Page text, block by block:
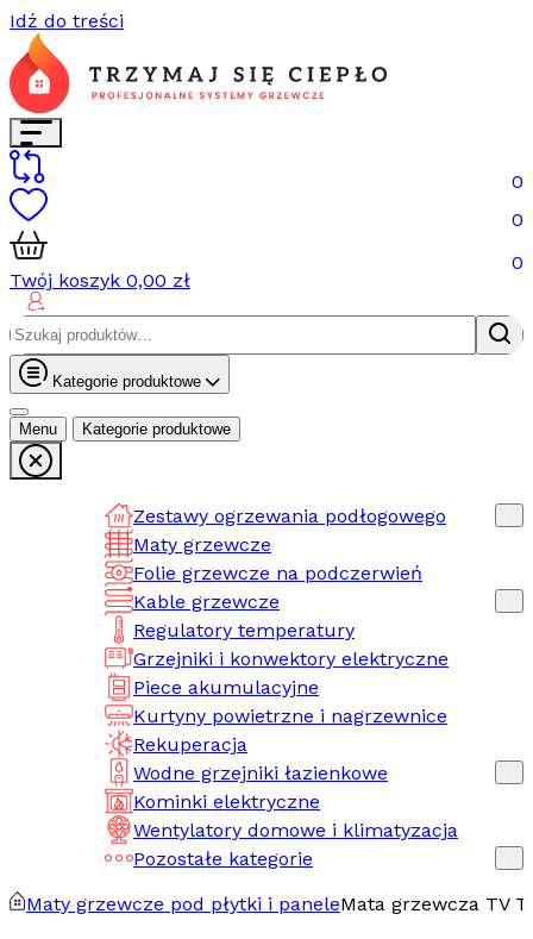
Idź do treści
0
0
0
Twój koszyk 0,00 zł
Szukaj:
Kategorie produktowe
Menu Kategorie produktowe
Zestawy ogrzewania podłogowego
Maty grzewcze
Folie grzewcze na podczerwień
Kable grzewcze
Regulatory temperatury
Grzejniki i konwektory elektryczne
Piece akumulacyjne
Kurtyny powietrzne i nagrzewnice
Rekuperacja
Wodne grzejniki łazienkowe
Kominki elektryczne
Wentylatory domowe i klimatyzacja
Pozostałe kategorie
Maty grzewcze pod płytki i paneleMata grzewcza TV